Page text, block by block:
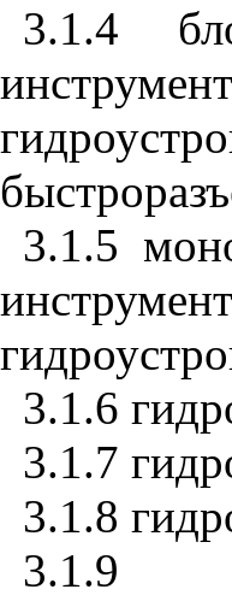
3.1.4
3.1.5
3.1.6
3.1.7
3.1.8
3.1.9